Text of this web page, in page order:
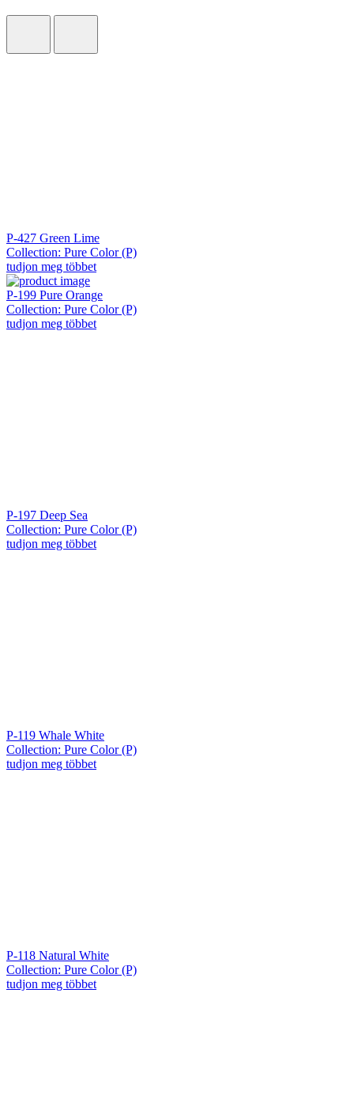
P-427 Green Lime
Collection: Pure Color (P)
tudjon meg többet
P-199 Pure Orange
Collection: Pure Color (P)
tudjon meg többet
P-197 Deep Sea
Collection: Pure Color (P)
tudjon meg többet
P-119 Whale White
Collection: Pure Color (P)
tudjon meg többet
P-118 Natural White
Collection: Pure Color (P)
tudjon meg többet